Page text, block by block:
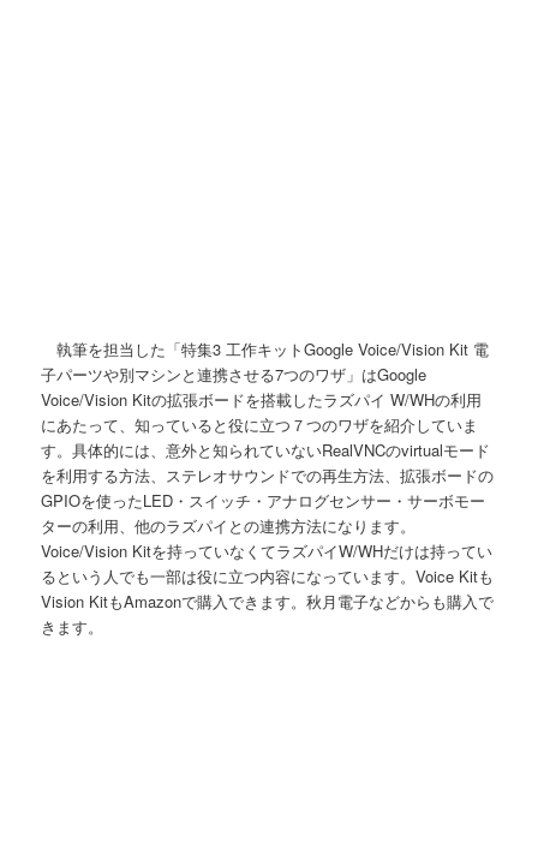
執筆を担当した「特集3 工作キットGoogle Voice/Vision Kit 電
子パーツや別マシンと連携させる7つのワザ」はGoogle
Voice/Vision Kitの拡張ボードを搭載したラズパイ W/WHの利用
にあたって、知っていると役に立つ７つのワザを紹介していま
す。具体的には、意外と知られていないRealVNCのvirtualモード
を利用する方法、ステレオサウンドでの再生方法、拡張ボードの
GPIOを使ったLED・スイッチ・アナログセンサー・サーボモー
ターの利用、他のラズパイとの連携方法になります。
Voice/Vision Kitを持っていなくてラズパイW/WHだけは持ってい
るという人でも一部は役に立つ内容になっています。Voice Kitも
Vision KitもAmazonで購入できます。秋月電子などからも購入で
きます。